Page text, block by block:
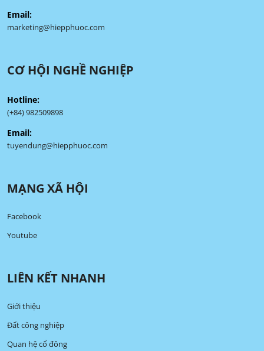
Email:
marketing@hiepphuoc.com
CƠ HỘI NGHỀ NGHIỆP
Hotline:
(+84) 982509898
Email:
tuyendung@hiepphuoc.com
MẠNG XÃ HỘI
Facebook
Youtube
LIÊN KẾT NHANH
Giới thiệu
Đất công nghiệp
Quan hệ cổ đông